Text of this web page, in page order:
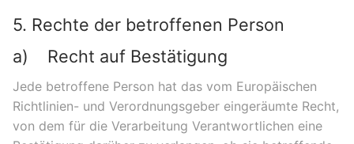
5. Rechte der betroffenen Person
a) Recht auf Bestätigung
Jede betroffene Person hat das vom Europäischen
Richtlinien- und Verordnungsgeber eingeräumte Recht,
von dem für die Verarbeitung Verantwortlichen eine